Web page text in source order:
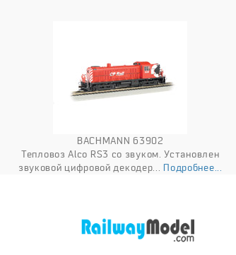
BACHMANN 63902
Тепловоз Alco RS3 со звуком. Установлен
звуковой цифровой декодер...Подробнее...